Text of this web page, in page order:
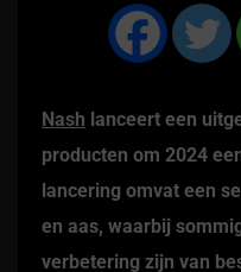
Nash lanceert een
producten om 2024
lancering omvat een
en aas, waarbij
verbetering zijn van